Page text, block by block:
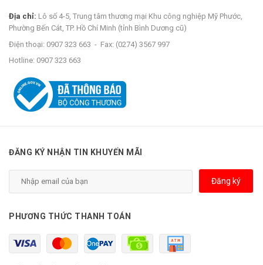
Địa chỉ: Lô số 4-5, Trung tâm thương mại Khu công nghiệp Mỹ Phước,
Phường Bến Cát, TP. Hồ Chí Minh (tỉnh Bình Dương cũ)
Điện thoại: 0907 323 663 - Fax: (0274) 3567 997
Hotline: 0907 323 663
ĐĂNG KÝ NHẬN TIN KHUYẾN MÃI
Đăng ký
PHƯƠNG THỨC THANH TOÁN